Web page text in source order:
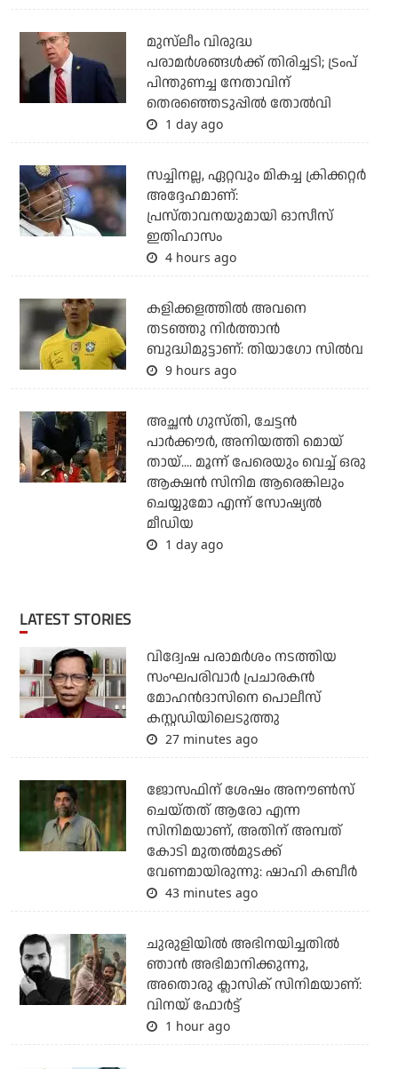
മുസ്‌ലീം വിരുദ്ധ
പരാമര്‍ശങ്ങള്‍ക്ക് തിരിച്ചടി; ട്രംപ്
പിന്തുണച്ച നേതാവിന്
തെരഞ്ഞെടുപ്പില്‍ തോല്‍വി
1 day ago
സച്ചിനല്ല, ഏറ്റവും മികച്ച ക്രിക്കറ്റര്‍
അദ്ദേഹമാണ്:
പ്രസ്താവനയുമായി ഓസീസ്
ഇതിഹാസം
4 hours ago
കളിക്കളത്തില്‍ അവനെ
തടഞ്ഞു നിര്‍ത്താന്‍
ബുദ്ധിമുട്ടാണ്: തിയാഗോ സില്‍വ
9 hours ago
അച്ഛന്‍ ഗുസ്തി, ചേട്ടന്‍
പാര്‍ക്കൗര്‍, അനിയത്തി മൊയ്
തായ്.... മൂന്ന് പേരെയും വെച്ച് ഒരു
ആക്ഷന്‍ സിനിമ ആരെങ്കിലും
ചെയ്യുമോ എന്ന് സോഷ്യല്‍
മീഡിയ
1 day ago
LATEST STORIES
വിദ്വേഷ പരാമര്‍ശം നടത്തിയ
സംഘപരിവാര്‍ പ്രചാരകന്‍
മോഹന്‍ദാസിനെ പൊലീസ്
കസ്റ്റഡിയിലെടുത്തു
27 minutes ago
ജോസഫിന് ശേഷം അനൗണ്‍സ്
ചെയ്തത് ആരോ എന്ന
സിനിമയാണ്, അതിന് അമ്പത്
കോടി മുതല്‍മുടക്ക്
വേണമായിരുന്നു: ഷാഹി കബീര്‍
43 minutes ago
ചുരുളിയിൽ അഭിനയിച്ചതിൽ
ഞാൻ അഭിമാനിക്കുന്നു,
അതൊരു ക്ലാസിക് സിനിമയാണ്:
വിനയ് ഫോർട്ട്
1 hour ago